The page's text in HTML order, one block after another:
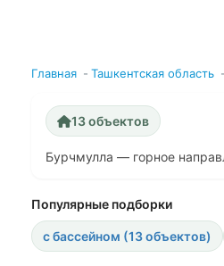
Главная Ташкентская область
13 объектов
Бурчмулла — горное
Популярные подборки
с бассейном (13 объектов)